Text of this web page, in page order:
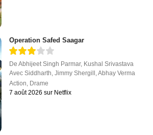
Operation Safed Saagar
DeAbhijeet Singh Parmar, Kushal Srivastava
AvecSiddharth,Jimmy Shergill ,Abhay Verma
Action, Drame
7 août 2026 sur Netflix